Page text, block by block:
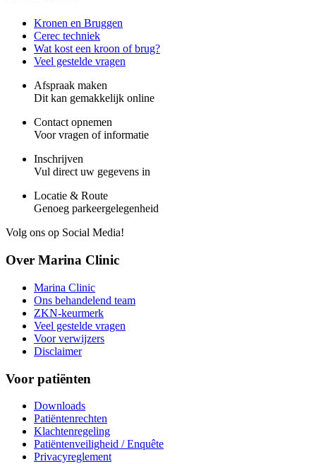
Kronen en Bruggen
Cerec techniek
Wat kost een kroon of brug?
Veel gestelde vragen
Afspraak maken
Dit kan gemakkelijk online
Contact opnemen
Voor vragen of informatie
Inschrijven
Vul direct uw gegevens in
Locatie & Route
Genoeg parkeergelegenheid
Volg ons op Social Media!
Over Marina Clinic
Marina Clinic
Ons behandelend team
ZKN-keurmerk
Veel gestelde vragen
Voor verwijzers
Disclaimer
Voor patiënten
Downloads
Patiëntenrechten
Klachtenregeling
Patiëntenveiligheid / Enquête
Privacyreglement